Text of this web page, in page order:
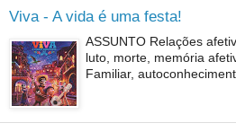
Viva - A vida é uma festa!
ASSUNTO Relações
luto, morte, memória
Familiar,